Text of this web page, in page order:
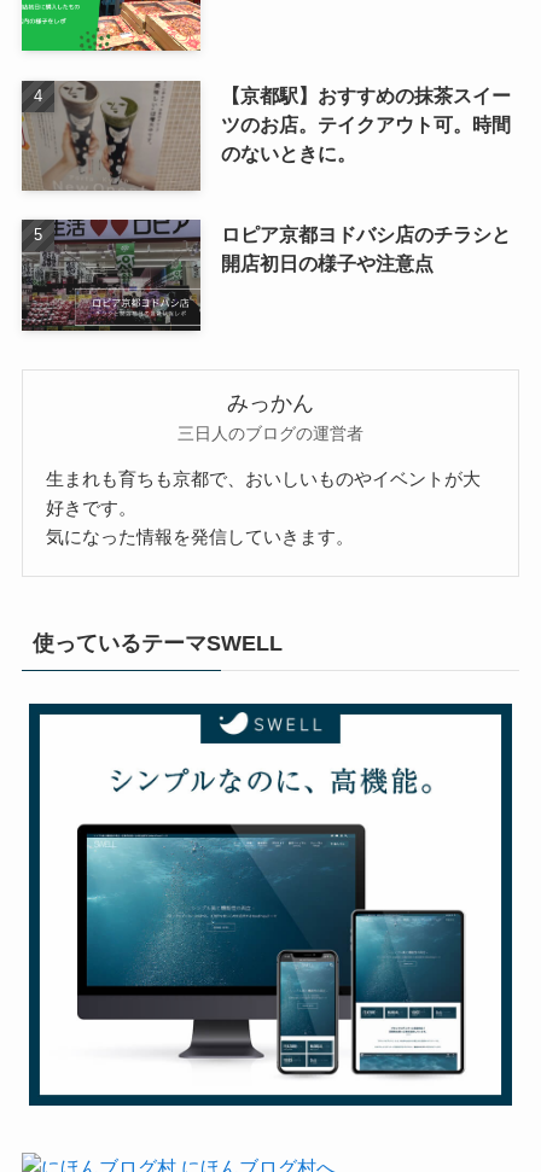
【京都駅】おすすめの抹茶スイー
ツのお店。テイクアウト可。時間
のないときに。
ロピア京都ヨドバシ店のチラシと
開店初日の様子や注意点
みっかん
三日人のブログの運営者
生まれも育ちも京都で、おいしいものやイベントが大
好きです。
気になった情報を発信していきます。
使っているテーマSWELL